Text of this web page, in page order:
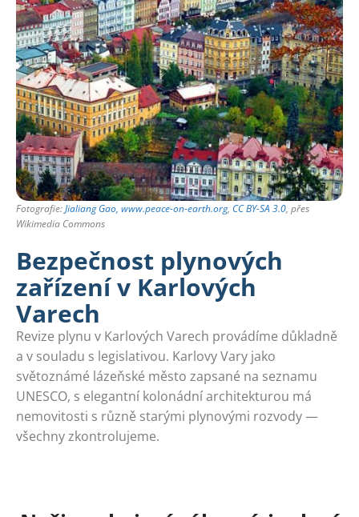
Fotografie:Jialiang Gao, www.peace-on-earth.org, CC BY-SA 3.0, přes
Wikimedia Commons
Bezpečnost plynových
zařízení v Karlových
Varech
Revize plynu v Karlových Varech provádíme důkladně
a v souladu s legislativou. Karlovy Vary jako
světoznámé lázeňské město zapsané na seznamu
UNESCO, s elegantní kolonádní architekturou má
nemovitosti s různě starými plynovými rozvody —
všechny zkontrolujeme.